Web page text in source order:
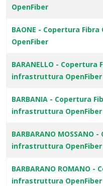
OpenFiber
BAONE - Copertura
OpenFiber
BARANELLO - Copertura
infrastruttura OpenFiber
BARBANIA - Copertura
infrastruttura OpenFiber
BARBARANO
infrastruttura OpenFiber
BARBARANO ROMANO
infrastruttura OpenFiber